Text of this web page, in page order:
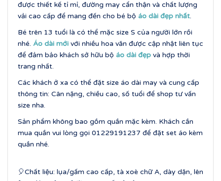
được thiết kế tỉ mỉ, đường may cẩn thận và chất lượng
vải cao cấp để mang đến cho bé bộ áo dài đẹp nhất.
Bé trên 13 tuổi là có thể mặc size S của người lớn rồi
nhé. Áo dài mới với nhiều hoa văn được cập nhật liên tục
để đảm bảo khách sở hữu bộ áo dài đẹp và hợp thời
trang nhất.
Các khách ở xa có thể đặt size áo dài may và cung cấp
thông tin: Cân nặng, chiều cao, số tuổi để shop tư vấn
size nha.
Sản phẩm không bao gồm quần mặc kèm. Khách cần
mua quần vui lòng gọi 01229191237 để đặt set áo kèm
quần nhé.
🎈Chất liệu: lụa/gấm cao cấp, tà xoè chữ A, dày dặn, lên